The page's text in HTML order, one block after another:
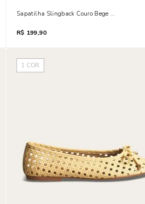
Sapatilha Slingback Couro Bege Fog Bico Fino
R$ 199,90
1 COR